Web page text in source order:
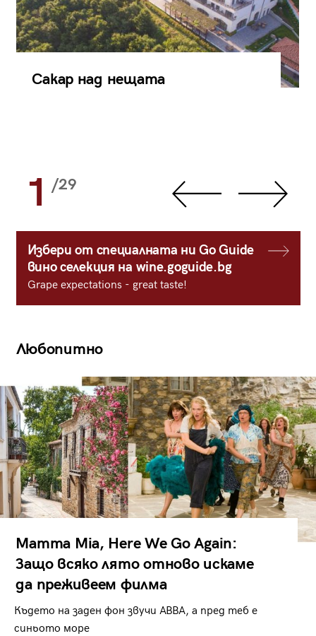
Сакар над нещата
1 /29
Избери от специалната ни Go Guide
вино селекция на wine.goguide.bg
Grape expectations - great taste!
Любопитно
Mamma Mia, Here We Go Again:
Защо всяко лято отново искаме
да преживеем филма
Където на заден фон звучи ABBA, а пред теб е
синьото море